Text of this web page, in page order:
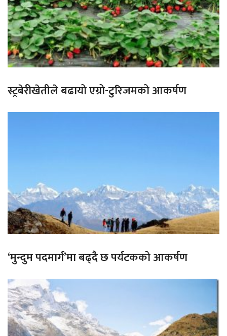
स्ट्रबेरीखेतीले बढायो एग्रो-टुरिजमको आकर्षण
‘मुन्दुम पदमार्ग’मा बढ्दै छ पर्यटकको आकर्षण